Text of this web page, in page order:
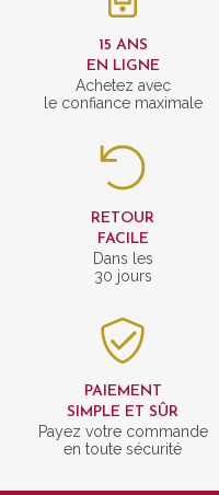
15 ANS
EN LIGNE
Achetez avec
le confiance maximale
RETOUR
FACILE
Dans les
30 jours
PAIEMENT
SIMPLE ET SÛR
Payez votre commande
en toute sécurité